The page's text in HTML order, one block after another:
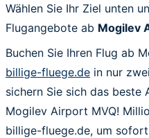
Wählen Sie Ihr Ziel unten
Flugangebote ab Mogilev
Buchen Sie Ihren Flug ab
billige-fluege.de in nur
sichern Sie sich das beste
Mogilev Airport MVQ!
billige-fluege.de, um